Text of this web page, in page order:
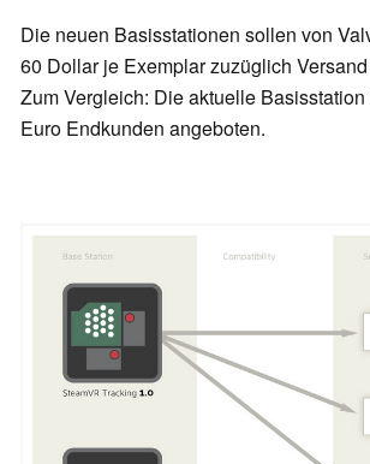
Die neuen Basisstationen sollen von
60 Dollar je Exemplar zuzüglich
Zum Vergleich: Die aktuelle
Euro Endkunden angeboten.